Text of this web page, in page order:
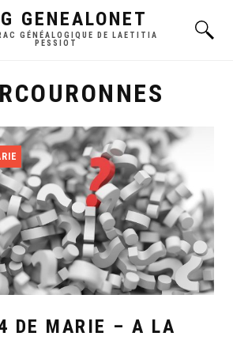
GENEALONET
GÉNÉALOGIQUE DE LAETITIA
PESSIOT
DE MARIE – A LA